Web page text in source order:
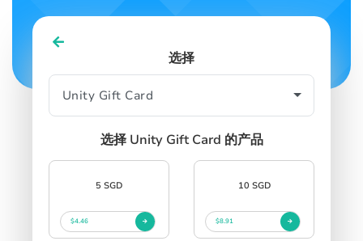
中文
SIGN INSIGN UP
选择
选择 Unity Gift Card 的产品
5 SGD
$4.46
10 SGD
$8.91